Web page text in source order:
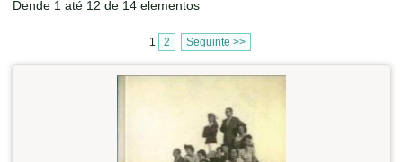
Dende 1 até 12 de 14 elementos
1 2 Seguinte >>